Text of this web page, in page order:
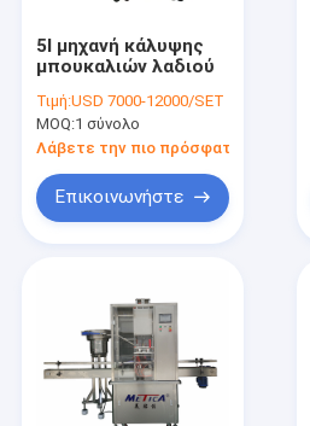
5l μηχανή κάλυψης
μπουκαλιών λαδιού
Τιμή:USD 7000-12000/SET
MOQ:1 σύνολο
Λάβετε την πιο πρόσφατη τιμή
Επικοινωνήστε